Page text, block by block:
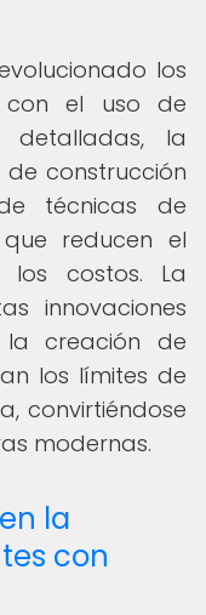
los
con el uso de
detalladas, la
construcción
técnicas de
reducen el
costos. La
innovaciones
la creación de
los límites de
convirtiéndose
modernas.
la
con